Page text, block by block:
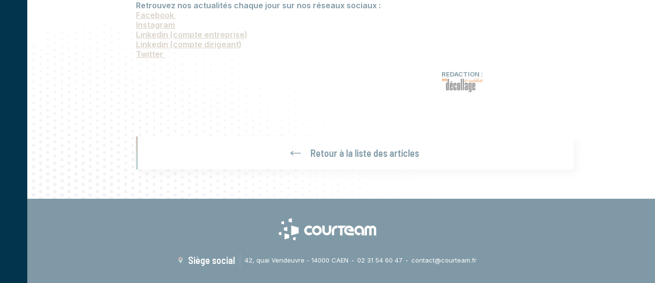
Retrouvez nos actualités chaque jour sur nos réseaux sociaux :
Facebook
Instagram
Linkedin (compte entreprise)
Linkedin (compte dirigeant)
Twitter
REDACTION :
Retour à la liste des articles
Siège social 42, quai Vendeuvre - 14000 CAEN 02 31 54 60 47 contact@courteam.fr